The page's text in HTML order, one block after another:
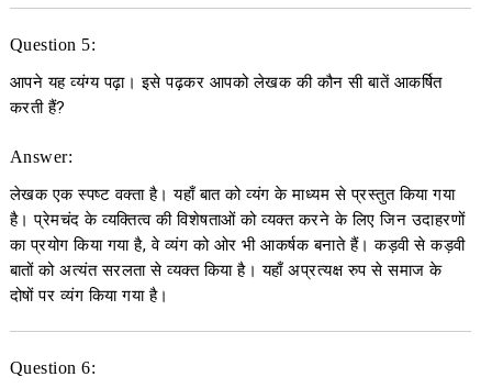
Question 5:
आपने यह व्यंग्य पढ़ा। इसे पढ़कर आपको लेखक की कौन सी बातें आकर्षित
करती हैं?
Answer:
लेखक एक स्पष्ट वक्ता है। यहाँ बात को व्यंग के माध्यम से प्रस्तुत किया गया
है। प्रेमचंद के व्यक्तित्व की विशेषताओं को व्यक्त करने के लिए जिन उदाहरणों
का प्रयोग किया गया है, वे व्यंग को ओर भी आकर्षक बनाते हैं। कड़वी से कड़वी
बातों को अत्यंत सरलता से व्यक्त किया है। यहाँ अप्रत्यक्ष रुप से समाज के
दोषों पर व्यंग किया गया है।
Question 6: